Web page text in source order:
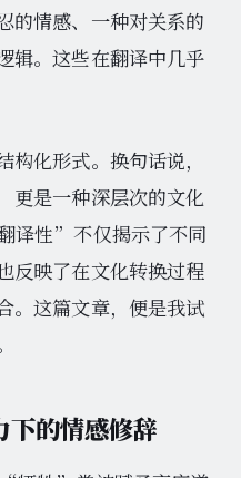
的情感、一种对关系的
辑。这些在翻译中几乎
化形式。换句话说，
更是一种深层次的文化
译性”不仅揭示了不同
反映了在文化转换过程
。这篇文章，便是我试
下的情感修辞